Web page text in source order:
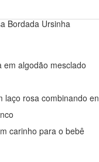
Bordada Ursinha
em algodão mesclado
laço rosa combinando
carinho para o bebê